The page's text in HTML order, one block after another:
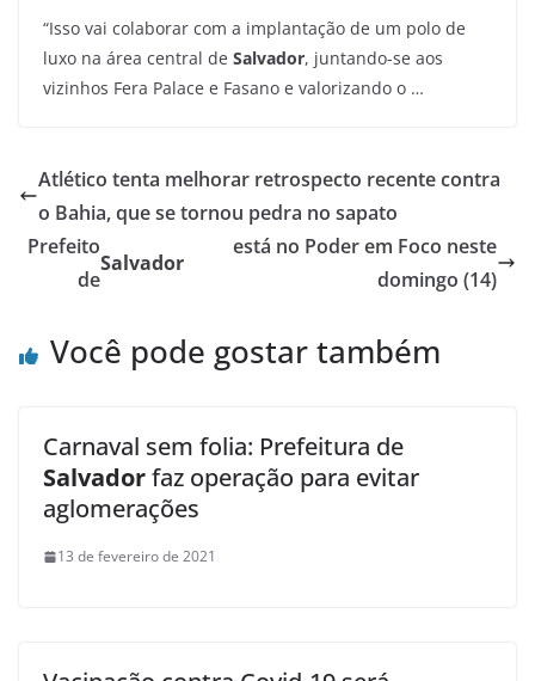
“Isso vai colaborar com a implantação de um polo de
luxo na área central de Salvador, juntando-se aos
vizinhos Fera Palace e Fasano e valorizando o …
Atlético tenta melhorar retrospecto recente contra
o Bahia, que se tornou pedra no sapato
Prefeito
de
Salvador
está no Poder em Foco neste
domingo (14)
Você pode gostar também
Carnaval sem folia: Prefeitura de
Salvadorfaz operação para evitar
aglomerações
13 de fevereiro de 2021